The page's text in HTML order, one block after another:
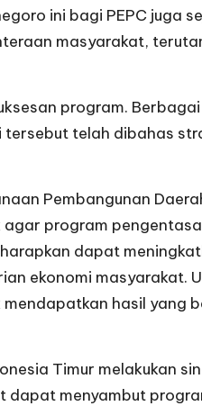
ini bagi PEPC juga
masyarakat,
program.
telah dibahas
Pembangunan
program
dapat
ekonomi
hasil yang
Timur melakukan
dapat menyambut